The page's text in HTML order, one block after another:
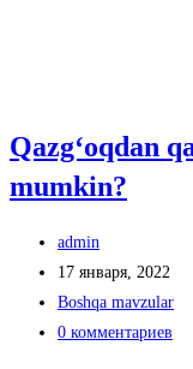
Qazgʻoqdan
mumkin?
Автор
записи:
admin
Запись
опубликована:
17 января, 2022
Рубрика
записи:
Boshqa mavzular
Комментарии
0 комментариев